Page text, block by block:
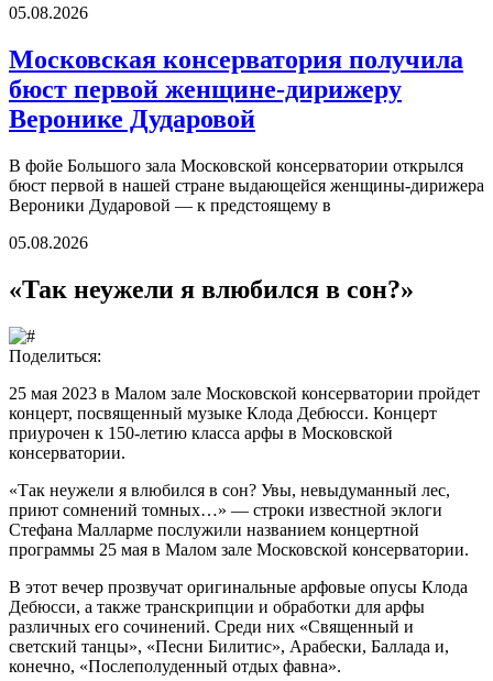
05.08.2026
Московская консерватория получила
бюст первой женщине-дирижеру
Веронике Дударовой
В фойе Большого зала Московской консерватории открылся
бюст первой в нашей стране выдающейся женщины-дирижера
Вероники Дударовой — к предстоящему в
05.08.2026
«Так неужели я влюбился в сон?»
Поделиться:
25 мая 2023 в Малом зале Московской консерватории пройдет
концерт, посвященный музыке Клода Дебюсси. Концерт
приурочен к 150-летию класса арфы в Московской
консерватории.
«Так неужели я влюбился в сон? Увы, невыдуманный лес,
приют сомнений томных…» — строки известной эклоги
Стефана Малларме послужили названием концертной
программы 25 мая в Малом зале Московской консерватории.
В этот вечер прозвучат оригинальные арфовые опусы Клода
Дебюсси, а также транскрипции и обработки для арфы
различных его сочинений. Среди них «Священный и
светский танцы», «Песни Билитис», Арабески, Баллада и,
конечно, «Послеполуденный отдых фавна».